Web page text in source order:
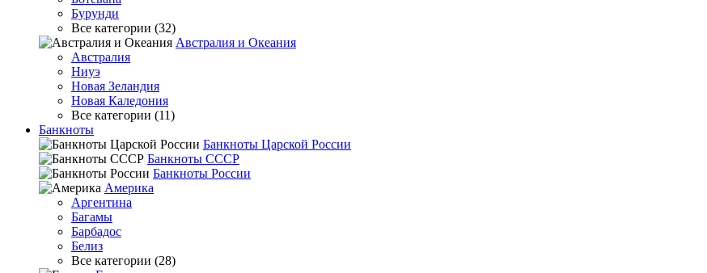
Бурунди
Все категории (32)
Австралия и Океания
Австралия
Ниуэ
Новая Зеландия
Новая Каледония
Все категории (11)
Банкноты
Банкноты Царской России
Банкноты СССР
Банкноты России
Америка
Аргентина
Багамы
Барбадос
Белиз
Все категории (28)